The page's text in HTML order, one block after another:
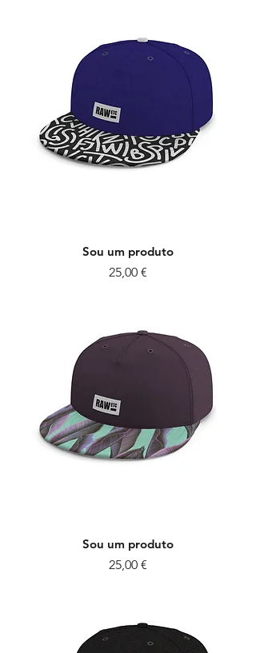
Sou um produto
Preço
25,00 €
Sou um produto
Preço
25,00 €